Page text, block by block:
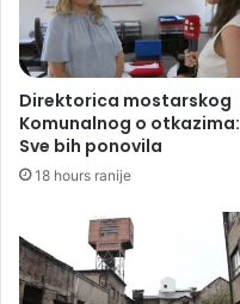
Direktorica mostarskog
Komunalnog o otkazima:
Sve bih ponovila
18 hours ranije